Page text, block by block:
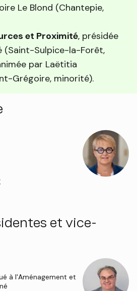
Le Blond (Chantepie,
et Proximité, présidée
(Saint-Sulpice-la-Forêt,
par Laëtitia
Grégoire, minorité).
et vice-
à l'Aménagement et